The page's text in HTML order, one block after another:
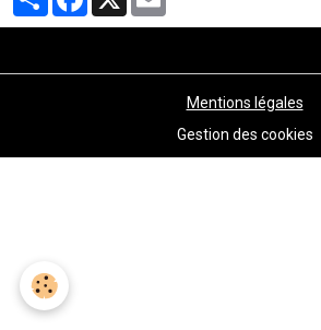
Mentions légales
Gestion des cookies